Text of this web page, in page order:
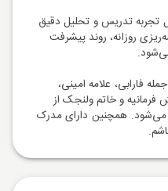
تدریس و تحلیل دقیق
روزانه، روند پیشرفت
فارابی، علامه امینی،
و خاتم ولنجک از
می‌شود. همچنین دارای مدرک